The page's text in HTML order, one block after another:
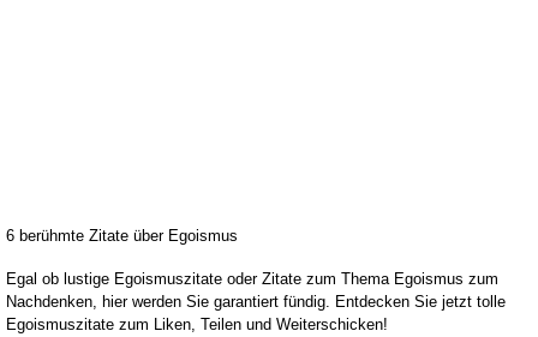
6 berühmte Zitate über Egoismus
Egal ob lustige Egoismuszitate oder Zitate zum Thema Egoismus zum
Nachdenken, hier werden Sie garantiert fündig. Entdecken Sie jetzt tolle
Egoismuszitate zum Liken, Teilen und Weiterschicken!